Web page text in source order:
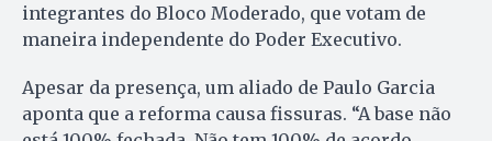
integrantes do Bloco Moderado, que votam de
maneira independente do Poder Executivo.
Apesar da presença, um aliado de Paulo Garcia
aponta que a reforma causa fissuras. “A base não